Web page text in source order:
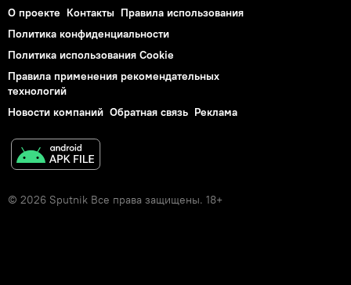
О проекте Контакты Правила использования
Политика конфиденциальности
Политика использования Cookie
Правила применения рекомендательных
технологий
Новости компаний Обратная связь Реклама
© 2026 Sputnik Все права защищены. 18+